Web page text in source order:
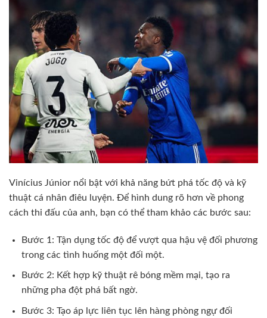
Vinícius Júnior nổi bật với khả năng bứt phá tốc độ và kỹ
thuật cá nhân điêu luyện. Để hình dung rõ hơn về phong
cách thi đấu của anh, bạn có thể tham khảo các bước sau:
Bước 1: Tận dụng tốc độ để vượt qua hậu vệ đối phương
trong các tình huống một đối một.
Bước 2: Kết hợp kỹ thuật rê bóng mềm mại, tạo ra
những pha đột phá bất ngờ.
Bước 3: Tạo áp lực liên tục lên hàng phòng ngự đối